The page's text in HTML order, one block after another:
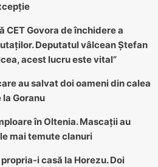
CET Govora de închidere a
Deputatul vâlcean Ștefan
acest lucru este vital”
au salvat doi oameni din calea
Goranu
în Oltenia. Mascații au
mai temute clanuri
i casă la Horezu. Doi